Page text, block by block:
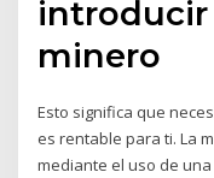
introducir
minero
Esto significa que
es rentable para ti. La
mediante el uso de